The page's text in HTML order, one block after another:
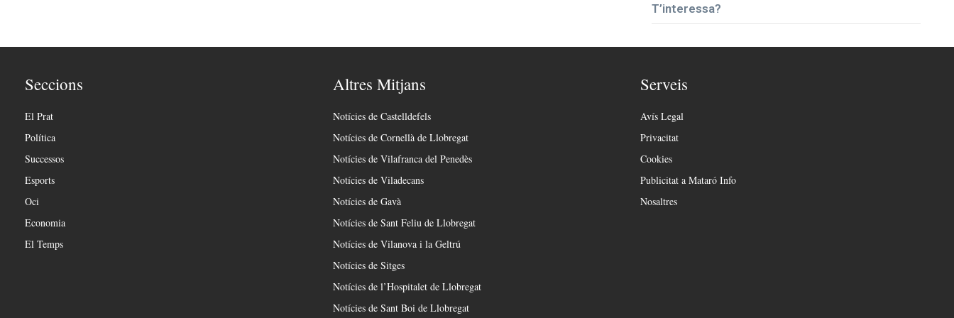
T’interessa?
Seccions
El Prat
Política
Successos
Esports
Oci
Economia
El Temps
Altres Mitjans
Notícies de Castelldefels
Notícies de Cornellà de Llobregat
Notícies de Vilafranca del Penedès
Notícies de Viladecans
Notícies de Gavà
Notícies de Sant Feliu de Llobregat
Notícies de Vilanova i la Geltrú
Notícies de Sitges
Notícies de l’Hospitalet de Llobregat
Notícies de Sant Boi de Llobregat
Serveis
Avís Legal
Privacitat
Cookies
Publicitat a Mataró Info
Nosaltres